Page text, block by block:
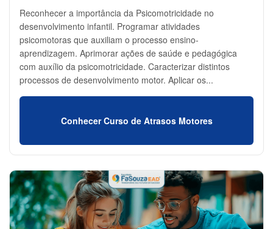
Reconhecer a importância da Psicomotricidade no
desenvolvimento infantil. Programar atividades
psicomotoras que auxiliam o processo ensino-
aprendizagem. Aprimorar ações de saúde e pedagógica
com auxílio da psicomotricidade. Caracterizar distintos
processos de desenvolvimento motor. Aplicar os...
Conhecer Curso de Atrasos Motores